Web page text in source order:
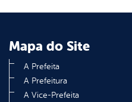
Mapa do Site
A Prefeita
A Prefeitura
A Vice-Prefeita